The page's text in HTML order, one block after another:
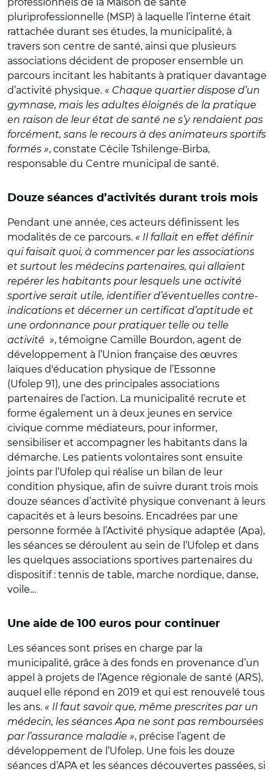
pluriprofessionnelle (MSP) à laquelle l’interne était
rattachée durant ses études, la municipalité, à
travers son centre de santé, ainsi que plusieurs
associations décident de proposer ensemble un
parcours incitant les habitants à pratiquer davantage
d’activité physique. « Chaque quartier dispose d’un
gymnase, mais les adultes éloignés de la pratique
en raison de leur état de santé ne s’y rendaient pas
forcément, sans le recours à des animateurs sportifs
formés », constate Cécile Tshilenge-Birba,
responsable du Centre municipal de santé.
Douze séances d’activités durant trois mois
Pendant une année, ces acteurs définissent les
modalités de ce parcours. « Il fallait en effet définir
qui faisait quoi, à commencer par les associations
et surtout les médecins partenaires, qui allaient
repérer les habitants pour lesquels une activité
sportive serait utile, identifier d’éventuelles contre-
indications et décerner un certificat d’aptitude et
une ordonnance pour pratiquer telle ou telle
activité », témoigne Camille Bourdon, agent de
développement à l’Union française des œuvres
laïques d'éducation physique de l’Essonne
(Ufolep 91), une des principales associations
partenaires de l’action. La municipalité recrute et
forme également un à deux jeunes en service
civique comme médiateurs, pour informer,
sensibiliser et accompagner les habitants dans la
démarche. Les patients volontaires sont ensuite
joints par l’Ufolep qui réalise un bilan de leur
condition physique, afin de suivre durant trois mois
douze séances d’activité physique convenant à leurs
capacités et à leurs besoins. Encadrées par une
personne formée à l’Activité physique adaptée (Apa),
les séances se déroulent au sein de l’Ufolep et dans
les quelques associations sportives partenaires du
dispositif : tennis de table, marche nordique, danse,
voile…
Une aide de 100 euros pour continuer
Les séances sont prises en charge par la
municipalité, grâce à des fonds en provenance d’un
appel à projets de l’Agence régionale de santé (ARS),
auquel elle répond en 2019 et qui est renouvelé tous
les ans. « Il faut savoir que, même prescrites par un
médecin, les séances Apa ne sont pas remboursées
par l’assurance maladie », précise l’agent de
développement de l’Ufolep. Une fois les douze
séances d’APA et les séances découvertes passées, si